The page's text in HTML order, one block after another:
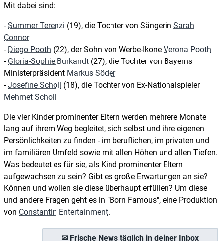
Mit dabei sind:
-Summer Terenzi (19), die Tochter von Sängerin Sarah
Connor
- Diego Pooth (22), der Sohn von Werbe-Ikone Verona Pooth
- Gloria-Sophie Burkandt (27), die Tochter von Bayerns
Ministerpräsident Markus Söder
-Josefine Scholl (18), die Tochter von Ex-Nationalspieler
Mehmet Scholl
Die vier Kinder prominenter Eltern werden mehrere Monate
lang auf ihrem Weg begleitet, sich selbst und ihre eigenen
Persönlichkeiten zu finden - im beruflichen, im privaten und
im familiären Umfeld sowie mit allen Höhen und allen Tiefen.
Was bedeutet es für sie, als Kind prominenter Eltern
aufgewachsen zu sein? Gibt es große Erwartungen an sie?
Können und wollen sie diese überhaupt erfüllen? Um diese
und andere Fragen geht es in "Born Famous", eine Produktion
von Constantin Entertainment.
✉ Frische News täglich in deiner Inbox